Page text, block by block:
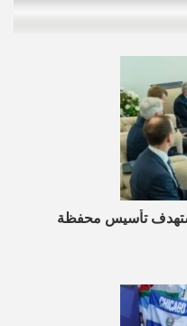
تستهدف تأسيس محفظة